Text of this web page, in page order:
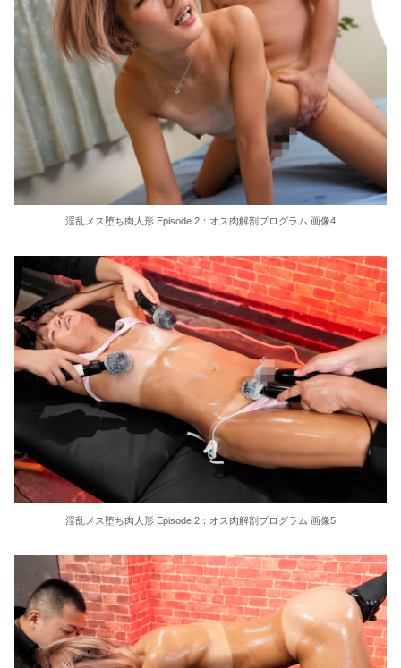
36歳の彼女と結婚したいのに、家族が猛反対。家族から信じられない言葉が飛び出した… 他
【画像】長濱ねる(27歳)の乳がヤバイと話題にｗｗｗｗ1700万バズｗｗｗｗｗｗｗｗｗｗ 他
【画像】人気Vチューバーさん、とんでもない姿を披露ｗｗｗｗｗｗｗｗｗｗ 他
【悲報】2050年の日本、独身ボッチ祭りが現実になるとかｗｗｗｗ 他
Powered by livedoor 相互RSS
淫乱メス堕ち肉人形 Episode 2：オス肉解剖プログラム 画像4
淫乱メス堕ち肉人形 Episode 2：オス肉解剖プログラム 画像5